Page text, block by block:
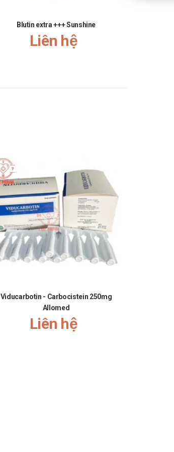
Blutin extra +++ Sunshine
Liên hệ
Viducarbotin - Carbocistein 250mg
Allomed
Liên hệ